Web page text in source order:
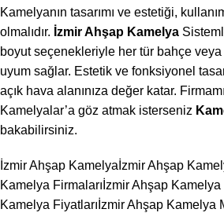
Kamelyanın tasarımı ve estetiği,
olmalıdır. İzmir Ahşap Kamelya
boyut seçenekleriyle her tür bahçe veya
uyum sağlar. Estetik ve fonksiyonel
açık hava alanınıza değer katar.
Kamelyalar’a göz atmak isterseniz
bakabilirsiniz.
İzmir Ahşap Kamelya İzmir Ahşap
Kamelya Firmaları İzmir Ahşap Kamelya
Kamelya Fiyatları İzmir Ahşap Kamelya